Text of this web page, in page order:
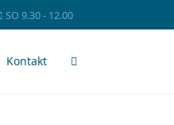
SO 9.30 - 12.00
Kontakt